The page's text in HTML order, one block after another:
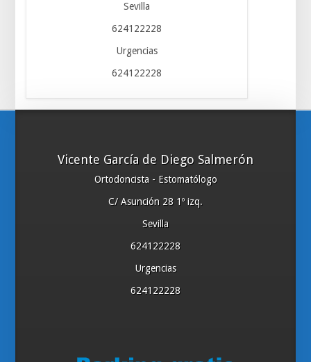
Sevilla
624122228
Urgencias
624122228
Vicente García de Diego Salmerón
Ortodoncista - Estomatólogo
C/ Asunción 28 1º izq.
Sevilla
624122228
Urgencias
624122228